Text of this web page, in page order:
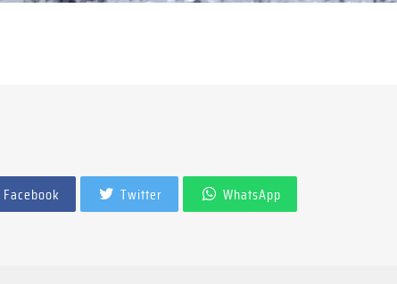
Facebook Twitter WhatsApp